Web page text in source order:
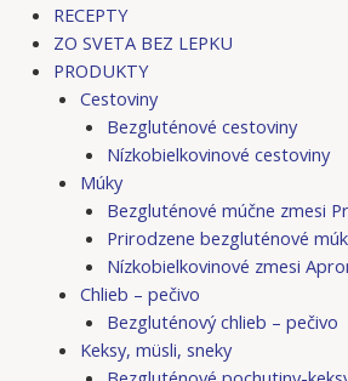
RECEPTY
ZO SVETA BEZ LEPKU
PRODUKTY
Cestoviny
Bezgluténové cestoviny
Nízkobielkovinové cestoviny
Múky
Bezgluténové múčne zmesi
Prirodzene bezgluténové
Nízkobielkovinové zmesi
Chlieb – pečivo
Bezgluténový chlieb – pečivo
Keksy, müsli, sneky